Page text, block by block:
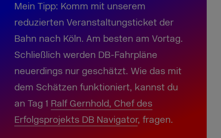
Mein Tipp: Komm mit unserem
reduzierten Veranstaltungsticket der
Bahn nach Köln. Am besten am Vortag.
Schließlich werden DB-Fahrpläne
neuerdings nur geschätzt. Wie das mit
dem Schätzen funktioniert, kannst du
an Tag 1 Ralf Gernhold, Chef des
Erfolgsprojekts DB Navigator, fragen.